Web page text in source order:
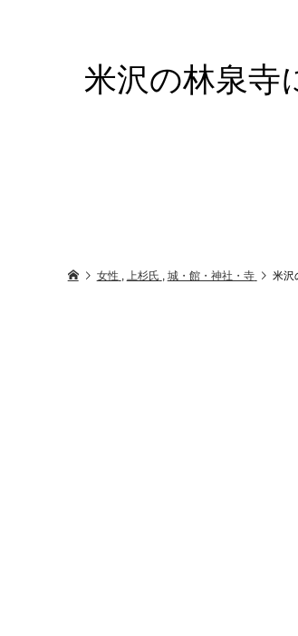
米沢の林泉寺
女性 , 上杉氏 , 城・館・神社・寺 米沢